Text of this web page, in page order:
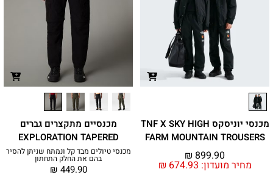
מכנסי יוניסקס TNF X SKY HIGH
FARM MOUNTAIN TROUSERS
מחיר מועדון: ₪ 674.93
₪ 899.90
מכנסיים מתקצרים גברים
EXPLORATION TAPERED
מכנסי טיולים מבד קל ונמתח שניתן להסיר
בהם את החלק התחתון
₪ 449.90